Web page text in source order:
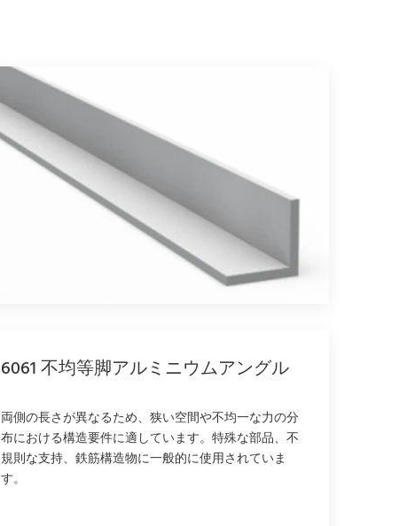
6061 不均等脚アルミニウムアングル
両側の長さが異なるため、狭い空間や不均一な力の分
布における構造要件に適しています。特殊な部品、不
規則な支持、鉄筋構造物に一般的に使用されていま
す。